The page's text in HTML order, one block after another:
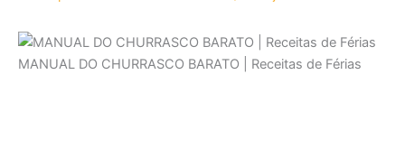
MANUAL DO CHURRASCO BARATO | Receitas de Férias